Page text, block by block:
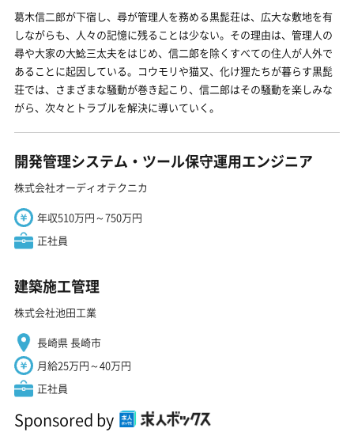
葛木信二郎が下宿し、尋が管理人を務める黒髭荘は、広大な敷地を有
しながらも、人々の記憶に残ることは少ない。その理由は、管理人の
尋や大家の大鯰三太夫をはじめ、信二郎を除くすべての住人が人外で
あることに起因している。コウモリや猫又、化け狸たちが暮らす黒髭
荘では、さまざまな騒動が巻き起こり、信二郎はその騒動を楽しみな
がら、次々とトラブルを解決に導いていく。
開発管理システム・ツール保守運用エンジニア
株式会社オーディオテクニカ
年収510万円～750万円
正社員
建築施工管理
株式会社池田工業
長崎県 長崎市
月給25万円～40万円
正社員
Sponsored by